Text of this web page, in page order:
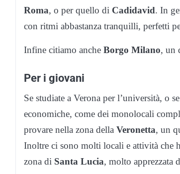
Roma, o per quello di Cadidavid. In
con ritmi abbastanza tranquilli, perfetti
Infine citiamo anche Borgo Milano, un
Per i giovani
Se studiate a Verona per l’università, o
economiche, come dei monolocali
provare nella zona della Veronetta, un
Inoltre ci sono molti locali e attività che
zona di Santa Lucia, molto apprezzata